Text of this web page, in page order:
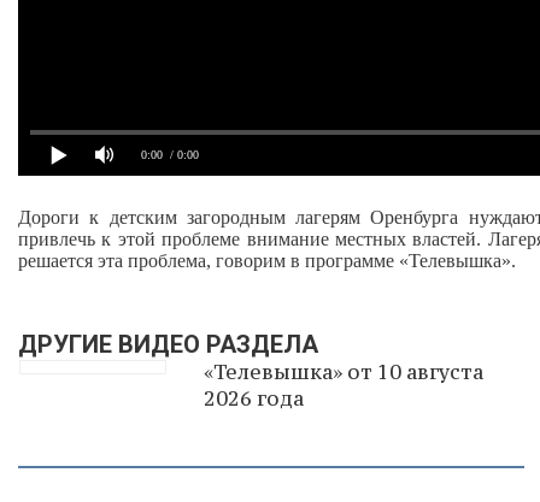
0:00 / 0:00
Дороги к детским загородным лагерям Оренбурга
привлечь к этой проблеме внимание местных властей.
решается эта проблема, говорим в программе «Телевышка».
ДРУГИЕ ВИДЕО РАЗДЕЛА
«Телевышка» от 10 августа
2026 года